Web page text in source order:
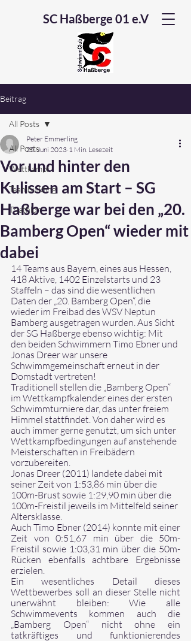
SC Haßberge 01 e.V
Beitrag
All Posts
Wettkampf
Teambuilding
Triathlon
All Posts
Vor und hinter den
Kulissen am Start – SG
Haßberge war bei den „20.
Bamberg Open“ wieder mit
dabei
Peter Emmerling
25. Juni 2023 1 Min. Lesezeit
14 Teams aus Bayern, eines aus Hessen,
418 Aktive, 1402 Einzelstarts und 23
Staffeln – das sind die wesentlichen
Daten der „20. Bamberg Open“, die
wieder im Freibad des WSV Neptun
Bamberg ausgetragen wurden. Aus Sicht
der SG Haßberge ebenso wichtig: Mit
den beiden Schwimmern Timo Ebner und
Jonas Dreer war unsere
Schwimmgemeinschaft erneut in der
Domstadt vertreten!
Traditionell stellen die „Bamberg Open“
im Wettkampfkalender eines der ersten
Schwimmturniere dar, das unter freiem
Himmel stattfindet. Von daher wird es
auch immer gerne genutzt, um sich unter
Wettkampfbedingungen auf anstehende
Meisterschaften in Freibädern
vorzubereiten.
Jonas Dreer (2011) landete dabei mit
seiner Zeit von 1:53,86 min über die
100m-Brust sowie 1:29,90 min über die
100m-Freistil jeweils im Mittelfeld seiner
Altersklasse.
Auch Timo Ebner (2014) konnte mit einer
Zeit von 0:51,67 min über die 50m-
Freistil sowie 1:03,31 min über die 50m-
Rücken ebenfalls achtbare Ergebnisse
erzielen.
Ein wesentliches Detail dieses
Wettbewerbes soll an dieser Stelle nicht
unerwähnt bleiben: Wie alle
Schwimmevents kommen auch die
„Bamberg Open“ nicht ohne ein
tatkräftiges und funktionierendes